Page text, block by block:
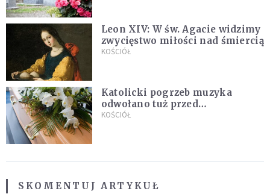
Leon XIV: W św. Agacie widzimy
zwycięstwo miłości nad śmiercią
KOŚCIÓŁ
Katolicki pogrzeb muzyka
odwołano tuż przed
uroczystością. Powodem była
KOŚCIÓŁ
SKOMENTUJ ARTYKUŁ